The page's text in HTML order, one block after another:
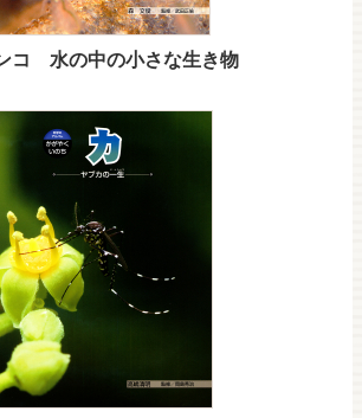
コ 水の中の小さな生き物